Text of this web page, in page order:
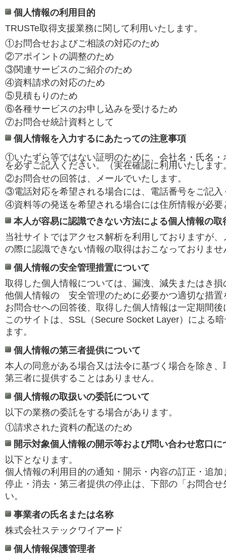
個人情報の利用目的
TRUSTe取得支援業務に関して利用いたします。
①お問合せおよびご相談の対応のため
②アポイントの調整のため
③関連サービスのご紹介のため
④資料請求の対応のため
⑤見積もりのため
⑥各種サービスのお申し込みを受けるため
⑦お問合せ統計資料として
個人情報を入力するにあたっての注意事項
①いたずら等ではない証明のために、会社名・氏名・
を必ずご記入ください。（実在確認に利用いたします
②お問合せの回答は、メールでいたします。
③電話対応を希望される場合には、電話番号をご記入
④資料等の発送を希望される場合には住所情報が必要
本人が容易に認識できない方法による個人情報の取
当社サイトではアクセス解析を利用しておりますが
の際に認識できない情報の取得はおこなっておりませ
個人情報の安全管理措置について
取得した個人情報については、漏洩、減失またはき
他個人情報の 安全管理のために必要かつ適切な措置
お問合せへの回答後、取得した個人情報は一定期間
このサイトは、SSL（Secure Socket Layer）による
ます。
個人情報の第三者提供について
本人の同意がある場合又は法令に基づく場合を除き
第三者に提供することはありません。
個人情報の取扱いの委託について
以下の業務の委託をする場合があります。
①請求された資料の配送のため
開示対象個人情報の開示等および問い合わせ窓口に
以下となります。
個人情報の利用目的の通知・開示・内容の訂正・追
停止・消去・第三者提供の停止は、下部の「お問合
い。
事業者の氏名または名称
株式会社ステックワイアード
個人情報保護管理者